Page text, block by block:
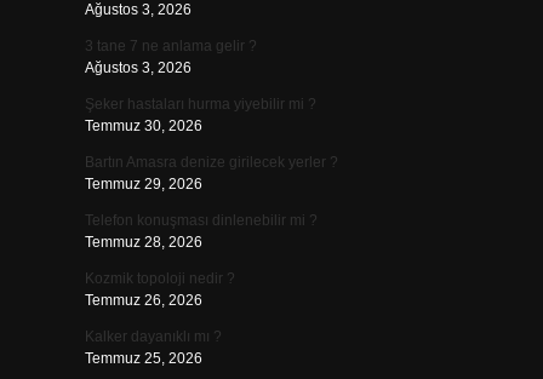
Ağustos 3, 2026
3 tane 7 ne anlama gelir ?
Ağustos 3, 2026
Şeker hastaları hurma yiyebilir mi ?
Temmuz 30, 2026
Bartın Amasra denize girilecek yerler ?
Temmuz 29, 2026
Telefon konuşması dinlenebilir mi ?
Temmuz 28, 2026
Kozmik topoloji nedir ?
Temmuz 26, 2026
Kalker dayanıklı mı ?
Temmuz 25, 2026